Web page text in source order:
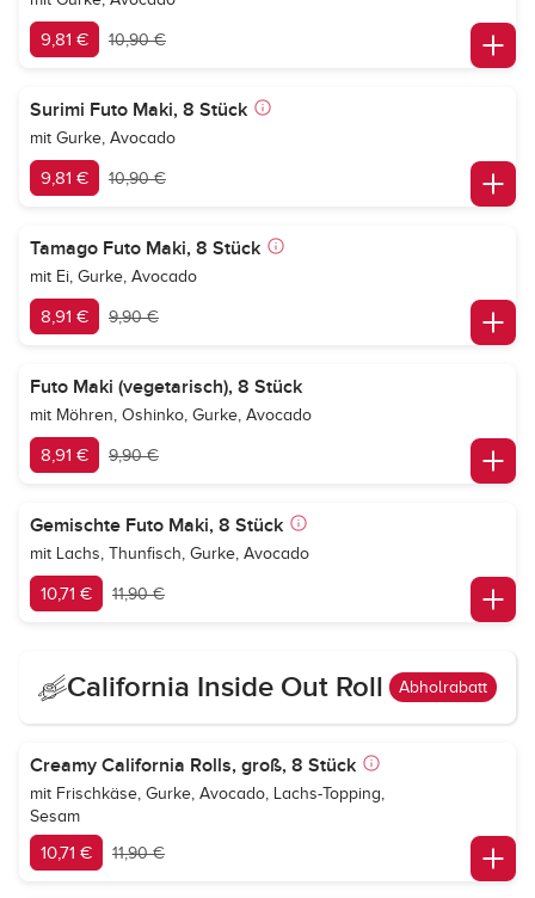
9,81 € 10,90 €
Surimi Futo Maki, 8 Stück
mit Gurke, Avocado
9,81 € 10,90 €
Tamago Futo Maki, 8 Stück
mit Ei, Gurke, Avocado
8,91 € 9,90 €
Futo Maki (vegetarisch), 8 Stück
mit Möhren, Oshinko, Gurke, Avocado
8,91 € 9,90 €
Gemischte Futo Maki, 8 Stück
mit Lachs, Thunfisch, Gurke, Avocado
10,71 € 11,90 €
California Inside Out Roll Abholrabatt
Creamy California Rolls, groß, 8 Stück
mit Frischkäse, Gurke, Avocado, Lachs-Topping,
Sesam
10,71 € 11,90 €